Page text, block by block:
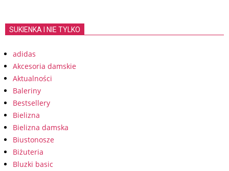
SUKIENKA I NIE TYLKO
adidas
Akcesoria damskie
Aktualności
Baleriny
Bestsellery
Bielizna
Bielizna damska
Biustonosze
Biżuteria
Bluzki basic